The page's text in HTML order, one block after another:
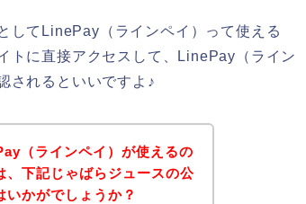
してLinePay（ラインペイ）って使える
トに直接アクセスして、LinePay（ライン
されるといいですよ♪
（ラインペイ）が使えるの
、下記じゃばらジュースの公
かがでしょうか？